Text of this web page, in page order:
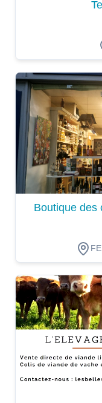
Dégustation
Boutique des
Dégustation